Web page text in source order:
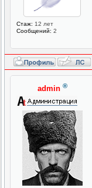
Стаж: 12 лет
Сообщений: 2
admin ®